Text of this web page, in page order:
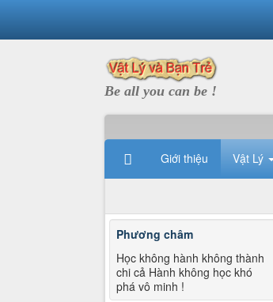
Be all you can be !
Giới thiệu Vật Lý
Phương châm
Học không hành không thành
chi cả Hành không học khó
phá vô minh !